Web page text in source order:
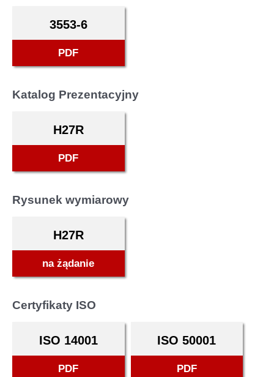
3553-6
PDF
Katalog Prezentacyjny
H27R
PDF
Rysunek wymiarowy
H27R
na żądanie
Certyfikaty ISO
ISO 14001
PDF
ISO 50001
PDF